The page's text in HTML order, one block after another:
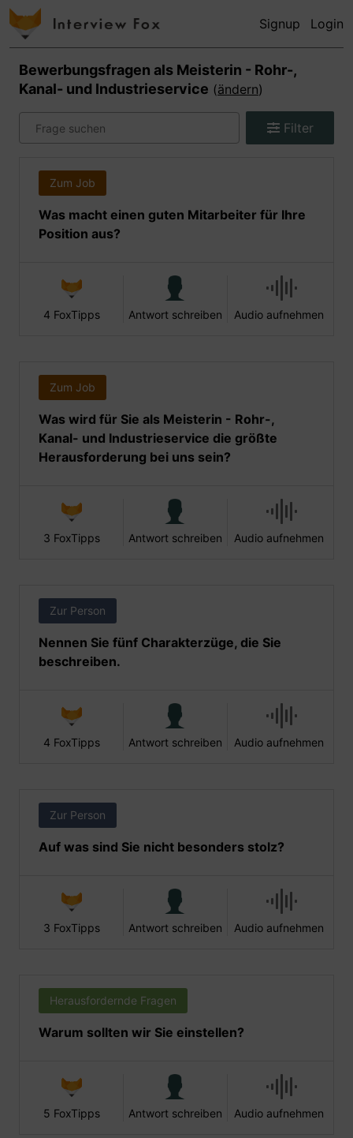
Signup Login
Bewerbungsfragen als Meisterin - Rohr-,
Kanal- und Industrieservice (ändern)
Filter
Zum Job
Was macht einen guten Mitarbeiter für Ihre
Position aus?
4 FoxTipps Antwort schreiben Audio aufnehmen
Zum Job
Was wird für Sie als Meisterin - Rohr-,
Kanal- und Industrieservice die größte
Herausforderung bei uns sein?
3 FoxTipps Antwort schreiben Audio aufnehmen
Zur Person
Nennen Sie fünf Charakterzüge, die Sie
beschreiben.
4 FoxTipps Antwort schreiben Audio aufnehmen
Zur Person
Auf was sind Sie nicht besonders stolz?
3 FoxTipps Antwort schreiben Audio aufnehmen
Herausfordernde Fragen
Warum sollten wir Sie einstellen?
5 FoxTipps Antwort schreiben Audio aufnehmen